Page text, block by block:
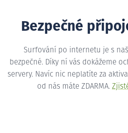
Bezpečné
Surfování po internetu je s
bezpečné. Díky ní vás dokážeme
servery. Navíc nic neplatíte za
od nás máte ZDARMA.